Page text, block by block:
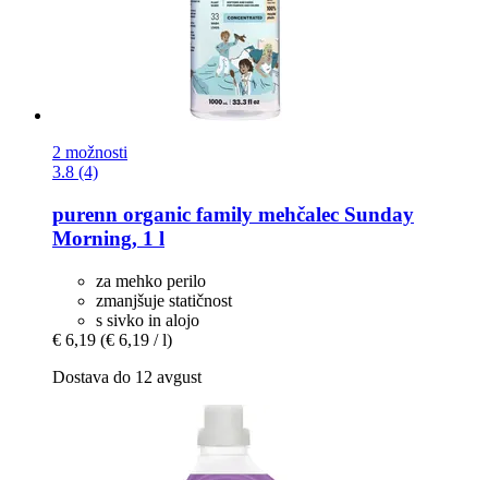
2 možnosti
3.8 (4)
purenn organic family mehčalec Sunday
Morning, 1 l
za mehko perilo
zmanjšuje statičnost
s sivko in alojo
€ 6,19 (€ 6,19 / l)
Dostava do 12 avgust